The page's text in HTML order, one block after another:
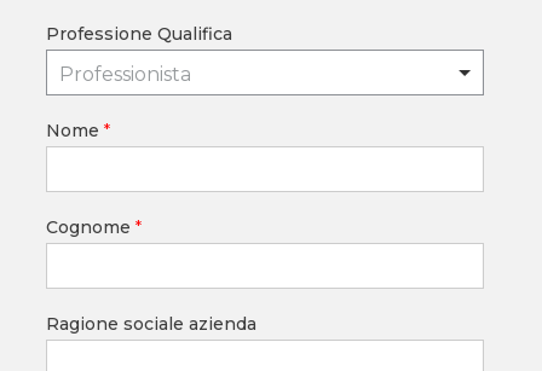
Professione Qualifica
Professionista
Nome *
Cognome *
Ragione sociale azienda